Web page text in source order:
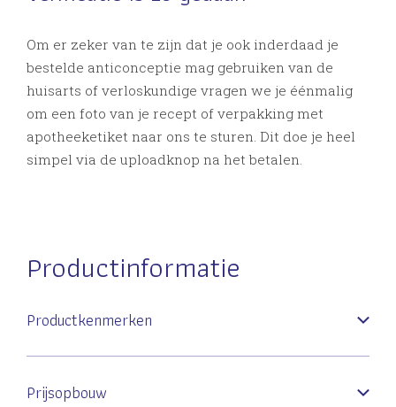
Om er zeker van te zijn dat je ook inderdaad je
bestelde anticonceptie mag gebruiken van de
huisarts of verloskundige vragen we je éénmalig
om een foto van je recept of verpakking met
apotheeketiket naar ons te sturen. Dit doe je heel
simpel via de uploadknop na het betalen.
Productinformatie
Productkenmerken
Prijsopbouw